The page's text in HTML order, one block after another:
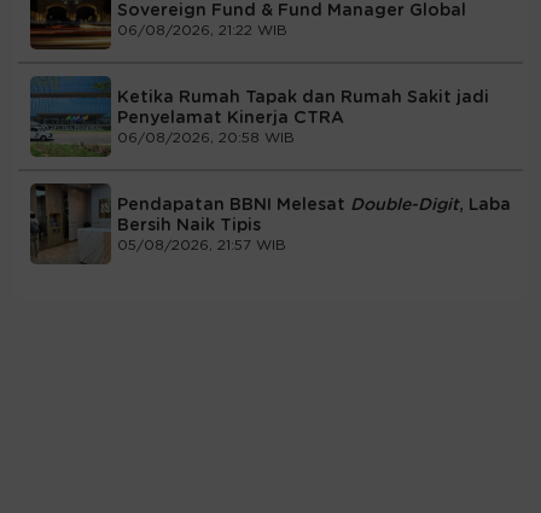
Sovereign Fund & Fund Manager Global
06/08/2026, 21:22 WIB
Ketika Rumah Tapak dan Rumah Sakit jadi
Penyelamat Kinerja CTRA
06/08/2026, 20:58 WIB
Pendapatan BBNI Melesat Double-Digit, Laba
Bersih Naik Tipis
05/08/2026, 21:57 WIB